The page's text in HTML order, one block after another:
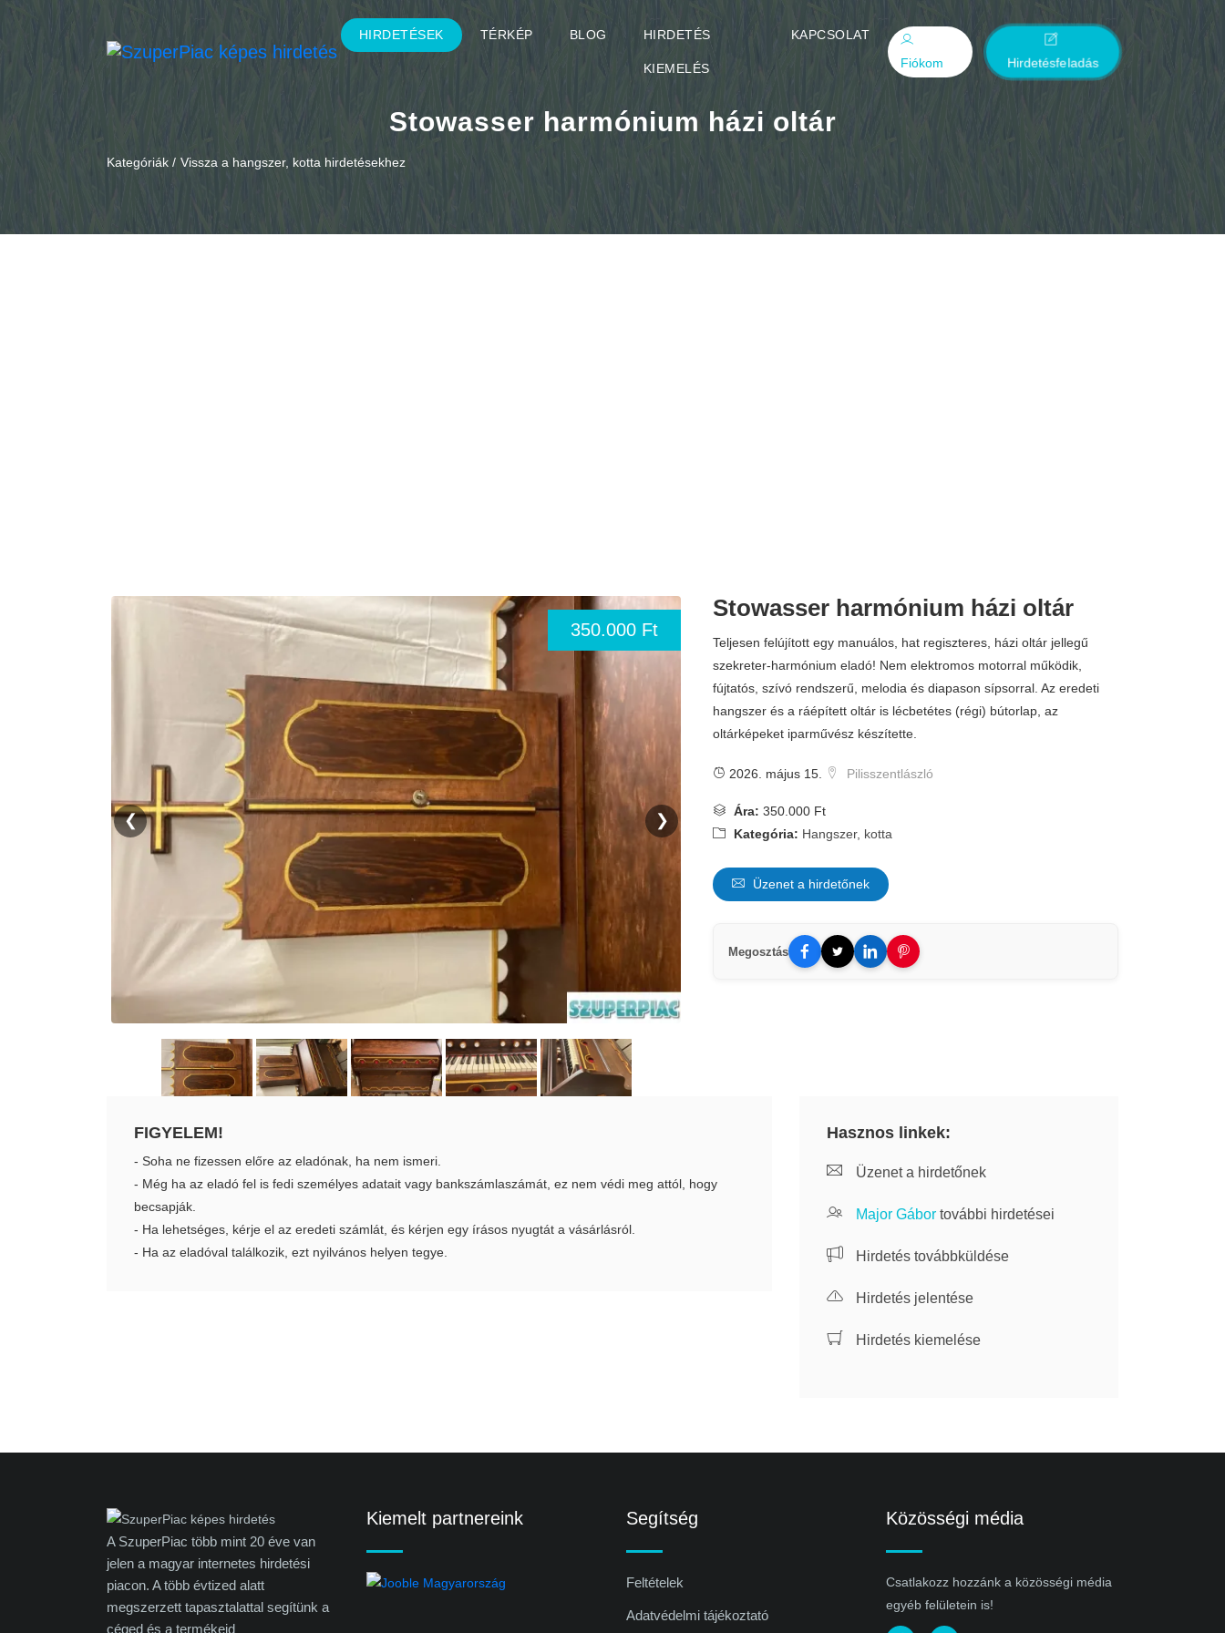
HIRDETÉSEK TÉRKÉP BLOG HIRDETÉS
KIEMELÉS
KAPCSOLAT
Fiókom
Hirdetésfeladás
Stowasser harmónium házi oltár
Kategóriák / Vissza a hangszer, kotta hirdetésekhez
350.000 Ft
❮ ❯
Stowasser harmónium házi oltár
Teljesen felújított egy manuálos, hat regiszteres, házi oltár jellegű
szekreter-harmónium eladó! Nem elektromos motorral működik,
fújtatós, szívó rendszerű, melodia és diapason sípsorral. Az eredeti
hangszer és a ráépített oltár is lécbetétes (régi) bútorlap, az
oltárképeket iparművész készítette.
2026. május 15. Pilisszentlászló
Ára: 350.000 Ft
Kategória: Hangszer, kotta
Üzenet a hirdetőnek
Megosztás
FIGYELEM!
- Soha ne fizessen előre az eladónak, ha nem ismeri.
- Még ha az eladó fel is fedi személyes adatait vagy bankszámlaszámát, ez nem védi meg attól, hogy
becsapják.
- Ha lehetséges, kérje el az eredeti számlát, és kérjen egy írásos nyugtát a vásárlásról.
- Ha az eladóval találkozik, ezt nyilvános helyen tegye.
Hasznos linkek:
Üzenet a hirdetőnek
Major Gábor további hirdetései
Hirdetés továbbküldése
Hirdetés jelentése
Hirdetés kiemelése
A SzuperPiac több mint 20 éve van
jelen a magyar internetes hirdetési
piacon. A több évtized alatt
megszerzett tapasztalattal segítünk a
céged és a termékeid
Kiemelt partnereink Segítség
Feltételek
Adatvédelmi tájékoztató
Közösségi média
Csatlakozz hozzánk a közösségi média
egyéb felületein is!